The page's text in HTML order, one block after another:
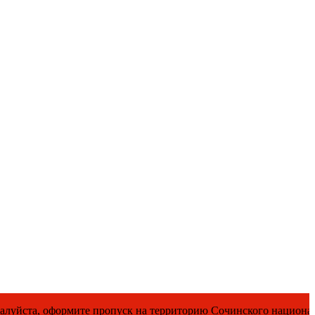
пропуск на территорию Сочинского национального парка.